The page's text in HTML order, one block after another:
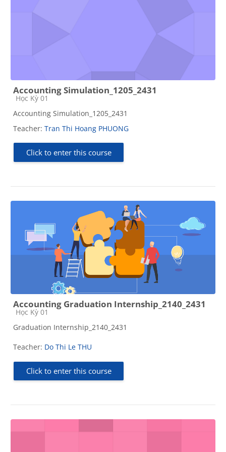
Accounting Simulation_1205_2431
Course category
Học Kỳ 01
Accounting Simulation_1205_2431
Teacher: Tran Thi Hoang PHUONG
Click to enter this course
Accounting Graduation Internship_2140_2431
Course category
Học Kỳ 01
Graduation Internship_2140_2431
Teacher: Do Thi Le THU
Click to enter this course